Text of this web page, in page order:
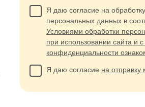
Я даю согласие на
персональных данных в
Условиями обработки
при использовании сайта и
конфиденциальности
Я даю согласие на